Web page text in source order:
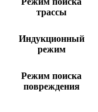
трассы
Индукционный
режим
Режим поиска
повреждения